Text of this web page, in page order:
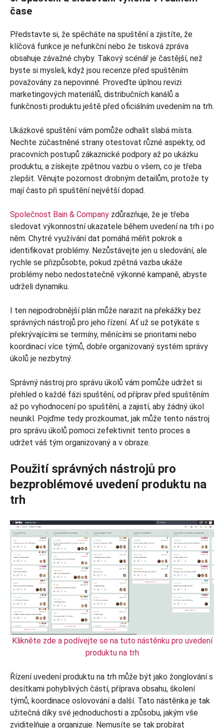
čase
Představte si, že spěcháte na spuštění a zjistíte, že
klíčová funkce je nefunkční nebo že tisková zpráva
obsahuje závažné chyby. Takový scénář je častější, než
byste si mysleli, když jsou recenze před spuštěním
považovány za nepovinné. Proveďte úplnou revizi
marketingových materiálů, distribučních kanálů a
funkčnosti produktu ještě před oficiálním uvedením na trh.
Ukázkové spuštění vám pomůže odhalit slabá místa.
Nechte zúčastněné strany otestovat různé aspekty, od
pracovních postupů zákaznické podpory až po ukázku
produktu, a získejte zpětnou vazbu o všem, co je třeba
zlepšit. Věnujte pozornost drobným detailům, protože ty
mají často při spuštění největší dopad.
Společnost Bain & Company zdůrazňuje, že je třeba
sledovat výkonnostní ukazatele během uvedení na trh i po
něm. Chytré využívání dat pomáhá měřit pokrok a
identifikovat problémy. Nezůstávejte jen u sledování, ale
rychle se přizpůsobte, pokud zpětná vazba ukáže
problémy nebo nedostatečně výkonné kampaně, abyste
udrželi dynamiku.
I ten nejpodrobnější plán může narazit na překážky bez
správných nástrojů pro jeho řízení. Ať už se potýkáte s
překrývajícími se termíny, měnícími se prioritami nebo
koordinací více týmů, dobře organizovaný systém správy
úkolů je nezbytný.
Správný nástroj pro správu úkolů vám pomůže udržet si
přehled o každé fázi spuštění, od příprav před spuštěním
až po vyhodnocení po spuštění, a zajistí, aby žádný úkol
neunikl. Pojďme tedy prozkoumat, jak může tento nástroj
pro správu úkolů pomoci zefektivnit tento proces a
udržet váš tým organizovaný a v obraze.
Použití správných nástrojů pro
bezproblémové uvedení produktu na
trh
Klikněte zde a podívejte se na tuto nástěnku pro uvedení
produktu na trh
Řízení uvedení produktu na trh může být jako žonglování s
desítkami pohyblivých částí, příprava obsahu, školení
týmů, koordinace oslovování a další. Tato nástěnka je tak
užitečná díky své jednoduchosti a způsobu, jakým vše
zviditelňuje a organizuje. Nemusíte se tak probírat